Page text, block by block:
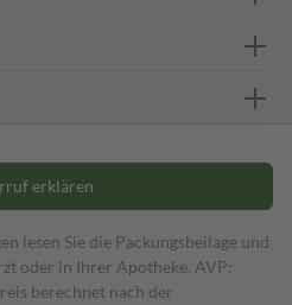
erklären
lesen Sie die Packungsbeilage und
oder in Ihrer Apotheke. AVP:
berechnet nach der